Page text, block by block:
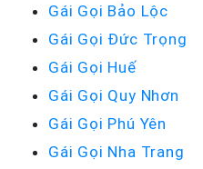
Gái Gọi Bảo Lộc
Gái Gọi Đức Trọng
Gái Gọi Huế
Gái Gọi Quy Nhơn
Gái Gọi Phú Yên
Gái Gọi Nha Trang